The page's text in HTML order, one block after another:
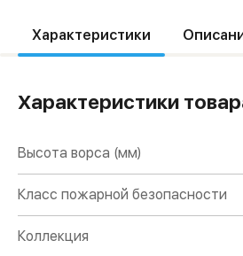
Характеристики
Характеристики
Высота ворса (мм)
Класс пожарной безопасности
Коллекция